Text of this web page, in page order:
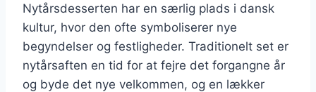
Nytårsdesserten har en særlig plads i dansk
kultur, hvor den ofte symboliserer nye
begyndelser og festligheder. Traditionelt set er
nytårsaften en tid for at fejre det forgangne år
og byde det nye velkommen, og en lækker